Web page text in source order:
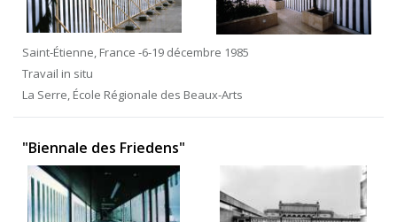
Saint-Étienne, France -6-19 décembre 1985
Travail in situ
La Serre, École Régionale des Beaux-Arts
"Biennale des Friedens"